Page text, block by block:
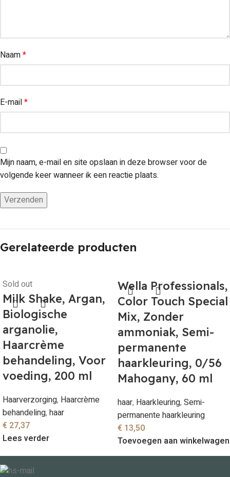
Naam*
E-mail*
Mijn naam, e-mail en site opslaan in deze browser voor de
volgende keer wanneer ik een reactie plaats.
Gerelateerde producten
Sold out
Milk Shake, Argan,
Biologische
arganolie,
Haarcrème
behandeling, Voor
voeding, 200 ml
Haarverzorging, Haarcrème
behandeling, haar
€ 27,37
Lees verder
Wella Professionals,
Color Touch Special
Mix, Zonder
ammoniak, Semi-
permanente
haarkleuring, 0/56
Mahogany, 60 ml
haar, Haarkleuring, Semi-
permanente haarkleuring
€ 13,50
Toevoegen aan winkelwagen